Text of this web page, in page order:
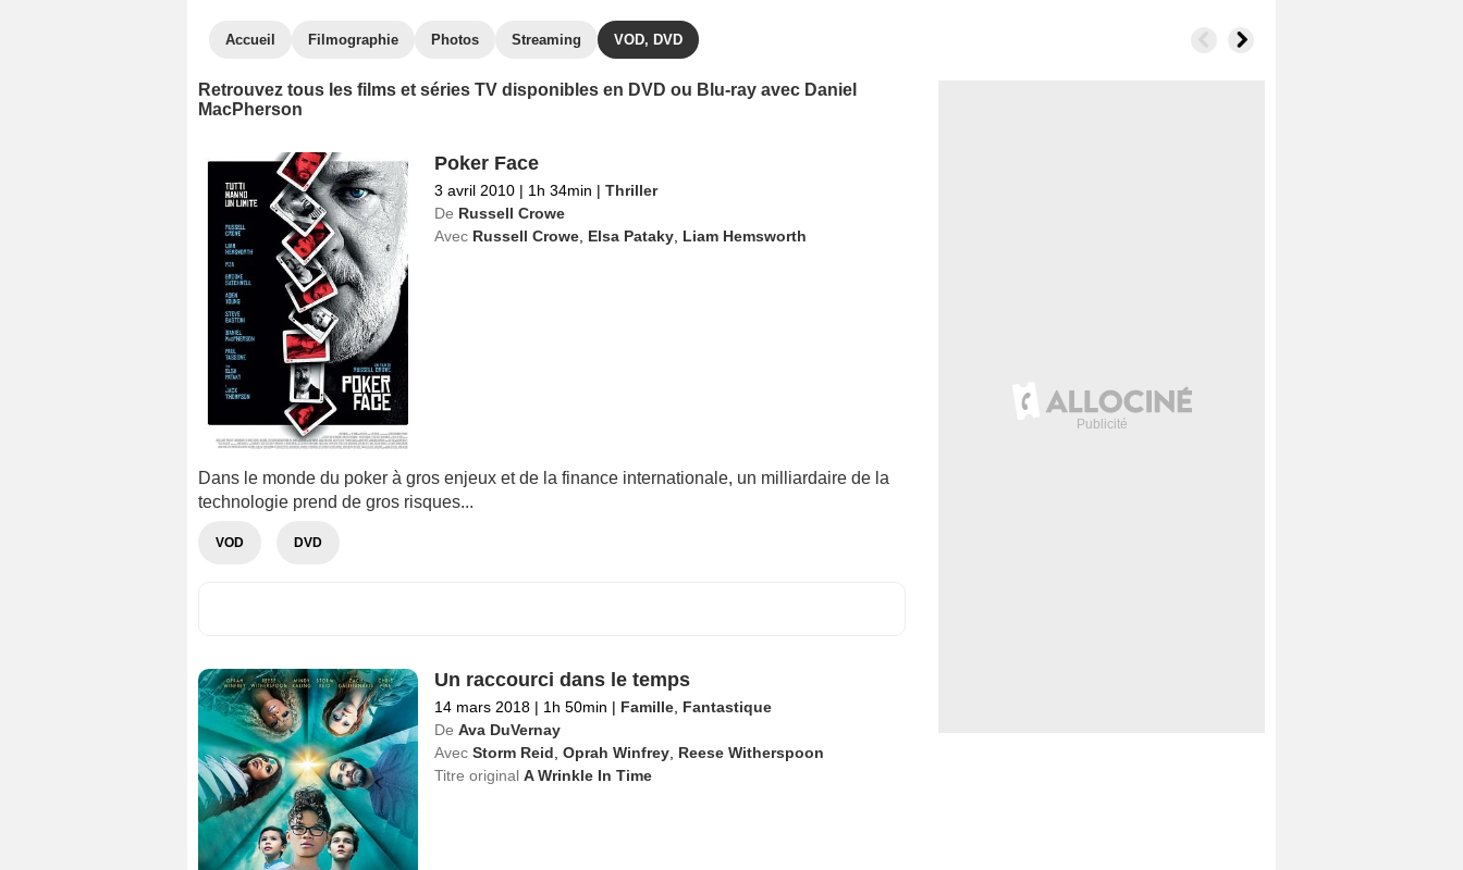
Accueil Filmographie Photos Streaming VOD, DVD
Retrouvez tous les films et séries TV disponibles en DVD ou Blu-ray avec Daniel
MacPherson
Poker Face
3 avril 2010 | 1h 34min | Thriller
De Russell Crowe
Avec Russell Crowe, Elsa Pataky, Liam Hemsworth
Dans le monde du poker à gros enjeux et de la finance internationale, un milliardaire de la
technologie prend de gros risques...
VOD DVD
Un raccourci dans le temps
14 mars 2018 | 1h 50min | Famille, Fantastique
De Ava DuVernay
Avec Storm Reid Oprah Winfrey, Reese Witherspoon
Titre original A Wrinkle In Time